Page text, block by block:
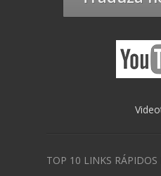
TOP 10 LINKS RÁPIDOS